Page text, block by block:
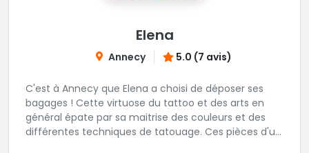
Elena
Annecy 5.0 (7 avis)
C'est à Annecy que Elena a choisi de déposer ses
bagages ! Cette virtuose du tattoo et des arts en
général épate par sa maitrise des couleurs et des
différentes techniques de tatouage. Ces pièces d'un